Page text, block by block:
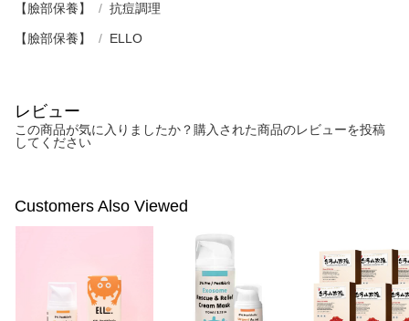
【臉部保養】 抗痘調理
【臉部保養】 ELLO
レビュー
この商品が気に入りましたか？購入された商品のレビューを投稿
してください
Customers Also Viewed